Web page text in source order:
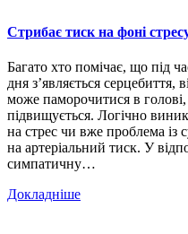
Стрибає тиск на фоні
Багато хто помічає, що під
дня з’являється серцебиття,
може паморочитися в
підвищується. Логічно
на стрес чи вже проблема із
на артеріальний тиск. У
симпатичну…
Докладніше